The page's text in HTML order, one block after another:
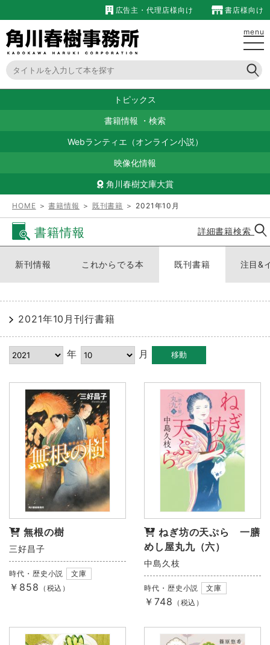
広告主・代理店様向け 書店様向け
menu
トピックス
書籍情報 ・ 検索
Webランティエ（オンライン小説）
映像化情報
角川春樹文庫大賞
HOME ＞書籍情報 ＞ 既刊書籍 ＞ 2021年10月
書籍情報 詳細書籍検索
新刊情報 これからでる本 既刊書籍 注目&
2021年10月刊行書籍
年 月
無根の樹
三好昌子
時代・歴史小説 文庫
￥858 （税込）
ねぎ坊の天ぷら 一膳
めし屋丸九（六）
中島久枝
時代・歴史小説 文庫
￥748 （税込）